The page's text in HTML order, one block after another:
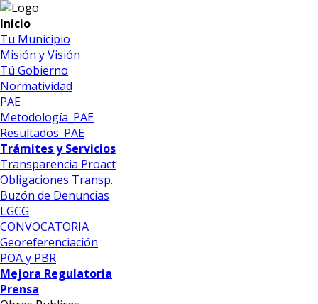
Inicio
Tu Municipio
Misión y Visión
Tú Gobierno
Normatividad
PAE
Metodología_PAE
Resultados_PAE
Trámites y Servicios
Transparencia Proact
Obligaciones Transp.
Buzón de Denuncias
LGCG
CONVOCATORIA
Georeferenciación
POA y PBR
Mejora Regulatoria
Prensa